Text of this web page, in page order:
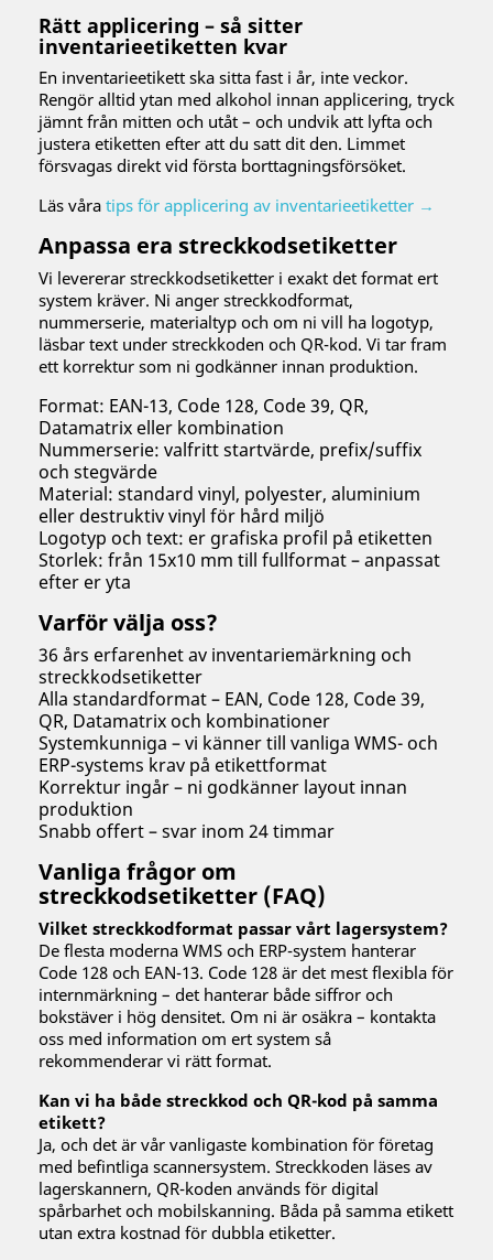
Rätt applicering – så sitter
inventarieetiketten kvar
En inventarieetikett ska sitta fast i år, inte veckor.
Rengör alltid ytan med alkohol innan applicering, tryck
jämnt från mitten och utåt – och undvik att lyfta och
justera etiketten efter att du satt dit den. Limmet
försvagas direkt vid första borttagningsförsöket.
Läs våra tips för applicering av inventarieetiketter →
Anpassa era streckkodsetiketter
Vi levererar streckkodsetiketter i exakt det format ert
system kräver. Ni anger streckkodformat,
nummerserie, materialtyp och om ni vill ha logotyp,
läsbar text under streckkoden och QR-kod. Vi tar fram
ett korrektur som ni godkänner innan produktion.
Format: EAN-13, Code 128, Code 39, QR,
Datamatrix eller kombination
Nummerserie: valfritt startvärde, prefix/suffix
och stegvärde
Material: standard vinyl, polyester, aluminium
eller destruktiv vinyl för hård miljö
Logotyp och text: er grafiska profil på etiketten
Storlek: från 15x10 mm till fullformat – anpassat
efter er yta
Varför välja oss?
36 års erfarenhet av inventariemärkning och
streckkodsetiketter
Alla standardformat – EAN, Code 128, Code 39,
QR, Datamatrix och kombinationer
Systemkunniga – vi känner till vanliga WMS- och
ERP-systems krav på etikettformat
Korrektur ingår – ni godkänner layout innan
produktion
Snabb offert – svar inom 24 timmar
Vanliga frågor om
streckkodsetiketter (FAQ)
Vilket streckkodformat passar vårt lagersystem?
De flesta moderna WMS och ERP-system hanterar
Code 128 och EAN-13. Code 128 är det mest flexibla för
internmärkning – det hanterar både siffror och
bokstäver i hög densitet. Om ni är osäkra – kontakta
oss med information om ert system så
rekommenderar vi rätt format.
Kan vi ha både streckkod och QR-kod på samma
etikett?
Ja, och det är vår vanligaste kombination för företag
med befintliga scannersystem. Streckkoden läses av
lagerskannern, QR-koden används för digital
spårbarhet och mobilskanning. Båda på samma etikett
utan extra kostnad för dubbla etiketter.